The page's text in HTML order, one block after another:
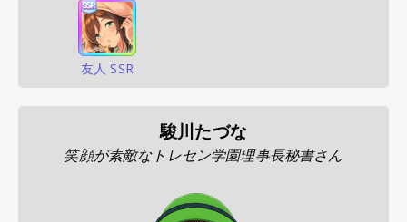
友人 SSR
駿川たづな
笑顔が素敵なトレセン学園理事長秘書さん